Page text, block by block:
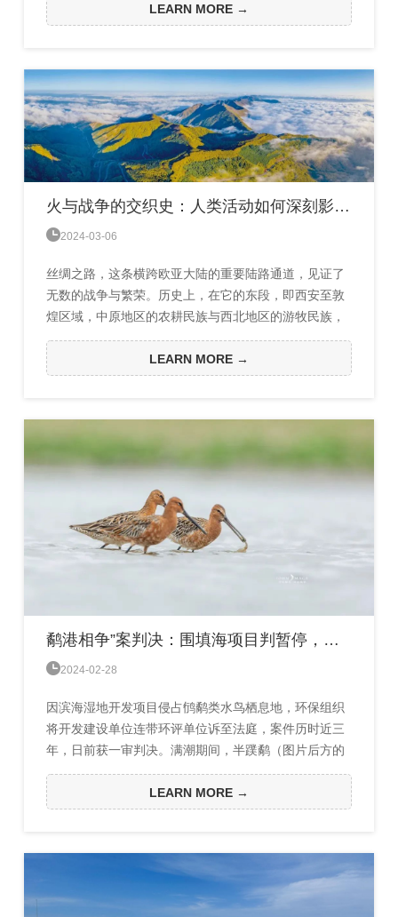
的道路——空气污染、交通拥堵、噪音扰民以及城市空
间的分割，都在无声中侵蚀着都市生活的质量。面对这
它不仅是对现有城市结构的一种反思，更是对未来城市
生活方式的一种大...
LEARN MORE →
火与战争的交织史：人类活动如何深刻影响千年来丝绸之路环境变迁？
2024-03-06
丝绸之路，这条横跨欧亚大陆的重要陆路通道，见证了
无数的战争与繁荣。历史上，在它的东段，即西安至敦
煌区域，中原地区的农耕民族与西北地区的游牧民族，
以及不同游牧民族之间为了争得交通线的控制权，进行
了长期斗争。这个区域在过去2000年战事频繁。近日，
一项由兰州大学教授周爱锋、董广辉团队联合中国气象
北生态环境资源研究院等单位科研人员共同开展的研
究，首次全面揭示了...
LEARN MORE →
鹬港相争”案判决：围填海项目判暂停，原告称生态风险仍在
2024-02-28
因滨海湿地开发项目侵占鸻鹬类水鸟栖息地，环保组织
将开发建设单位连带环评单位诉至法庭，案件历时近三
年，日前获一审判决。满潮期间，半蹼鹬（图片后方的
锈红色鸟群）飞入临洪河口滩涂边的水塘稍作休息。
2024年1月19日，一审判决书显示，2023年12月28日，
江苏省南京市中级人民法院（简称“南京中院”）判被告
公司”）开发建设的蓝色海湾项目违反了国家规定，存在
LEARN MORE →